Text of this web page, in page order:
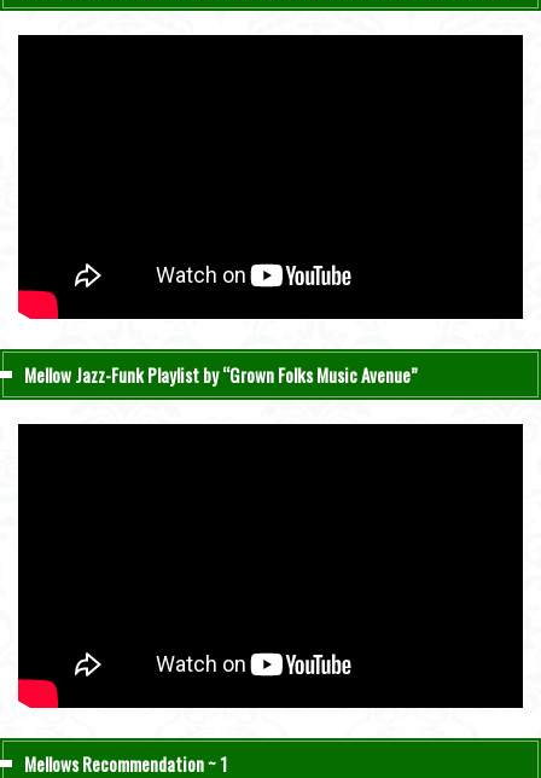
Mellow Jazz-Funk Playlist by “Grown Folks Music Avenue”
Mellows Recommendation ~ 1